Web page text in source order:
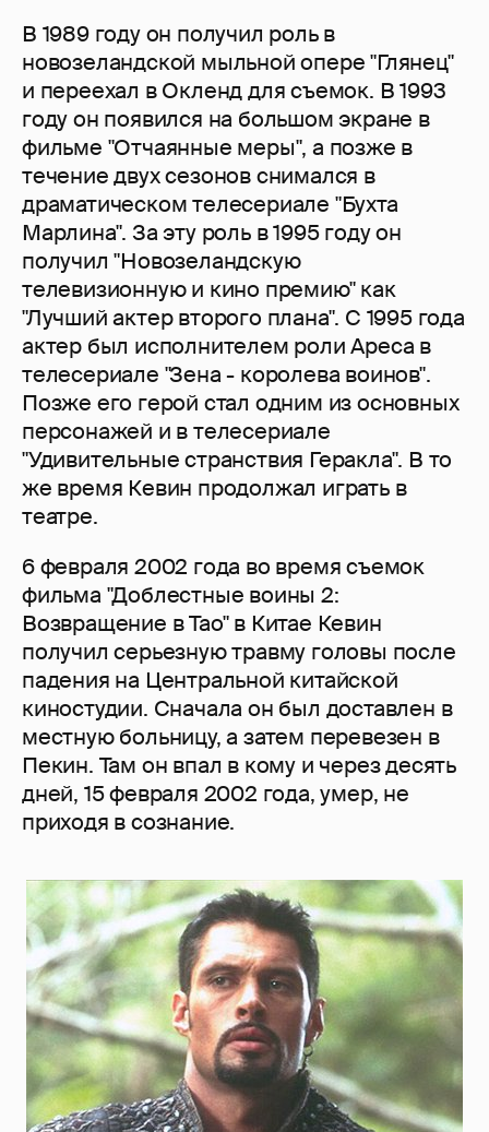
В 1989 году он получил роль в
новозеландской мыльной опере "Глянец"
и переехал в Окленд для съемок. В 1993
году он появился на большом экране в
фильме "Отчаянные меры", а позже в
течение двух сезонов снимался в
драматическом телесериале "Бухта
Марлина". За эту роль в 1995 году он
получил "Новозеландскую
телевизионную и кино премию" как
"Лучший актер второго плана". С 1995 года
актер был исполнителем роли Ареса в
телесериале "Зена - королева воинов".
Позже его герой стал одним из основных
персонажей и в телесериале
"Удивительные странствия Геракла". В то
же время Кевин продолжал играть в
театре.
6 февраля 2002 года во время съемок
фильма "Доблестные воины 2:
Возвращение в Тао" в Китае Кевин
получил серьезную травму головы после
падения на Центральной китайской
киностудии. Сначала он был доставлен в
местную больницу, а затем перевезен в
Пекин. Там он впал в кому и через десять
дней, 15 февраля 2002 года, умер, не
приходя в сознание.